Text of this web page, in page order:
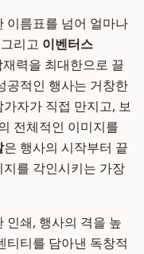
이름표를 넘어 얼마나
리고 이벤터스
력을 최대한으로 끌
공적인 행사는 거창한
자가 직접 만지고, 보
전체적인 이미지를
은 행사의 시작부터 끝
를 각인시키는 가장
인쇄, 행사의 격을 높
티티를 담아낸 독창적